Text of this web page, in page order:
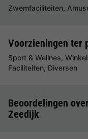
Zwemfaciliteiten,
Voorzieningen ter
Sport & Wellnes,
Faciliteiten, Diversen
Beoordelingen
Zeedijk